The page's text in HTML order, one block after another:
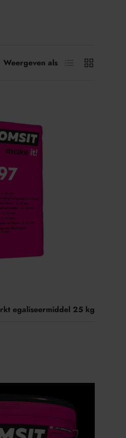
Weergeven als Lijst Raster
egaliseermiddel 25 kg